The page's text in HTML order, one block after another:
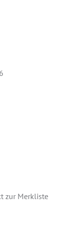
zur Merkliste